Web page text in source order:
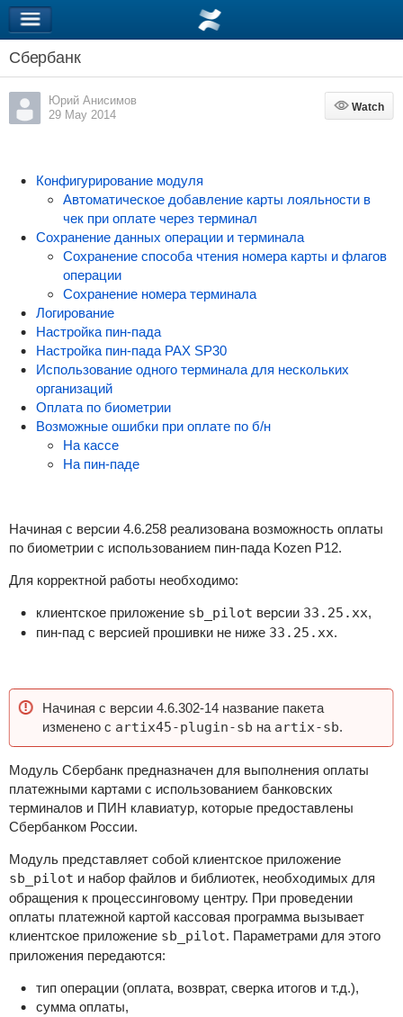
Сбербанк
Юрий Анисимов
29 May 2014
Watch
Watch
Конфигурирование модуля
Автоматическое добавление карты лояльности в
чек при оплате через терминал
Сохранение данных операции и терминала
Сохранение способа чтения номера карты и флагов
операции
Сохранение номера терминала
Логирование
Настройка пин-пада
Настройка пин-пада PAX SP30
Использование одного терминала для нескольких
организаций
Оплата по биометрии
Возможные ошибки при оплате по б/н
На кассе
На пин-паде
Начиная с версии 4.6.258 реализована возможность оплаты
по биометрии с использованием пин-пада Kozen P12.
Для корректной работы необходимо:
клиентское приложение sb_pilot версии 33.25.xx,
пин-пад с версией прошивки не ниже 33.25.xx.
Начиная с версии 4.6.302-14 название пакета
изменено с artix45-plugin-sb на artix-sb.
Модуль Сбербанк предназначен для выполнения оплаты
платежными картами с использованием банковских
терминалов и ПИН клавиатур, которые предоставлены
Сбербанком России.
Модуль представляет собой клиентское приложение
sb_pilot и набор файлов и библиотек, необходимых для
обращения к процессинговому центру. При проведении
оплаты платежной картой кассовая программа вызывает
клиентское приложение sb_pilot. Параметрами для этого
приложения передаются:
тип операции (оплата, возврат, сверка итогов и т.д.),
сумма оплаты,